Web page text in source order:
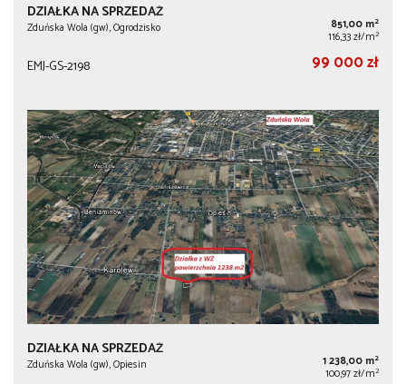
DZIAŁKA NA SPRZEDAŻ
Zduńska Wola (gw), Ogrodzisko 851,00 m2
116,33 zł/m2
EMJ-GS-2198 99 000 zł
DZIAŁKA NA SPRZEDAŻ
Zduńska Wola (gw), Opiesin 1 238,00 m2
100,97 zł/m2